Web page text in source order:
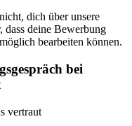
dich über unsere
dass deine Bewerbung
bearbeiten können.
bei
vertraut